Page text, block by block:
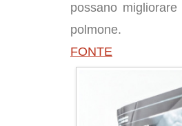
possano
polmone.
FONTE